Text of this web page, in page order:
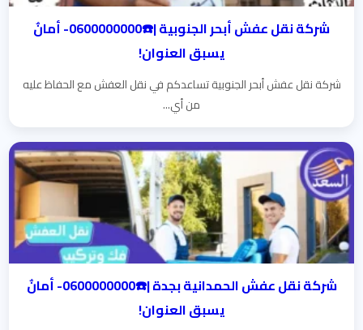
شركة نقل عفش أبحر الجنوبية |☎️0600000000- أمانٌ
يسبق العنوان!
شركة نقل عفش أبحر الجنوبية تساعدكم في نقل العفش مع الحفاظ عليه
من أي...
شركة نقل عفش الحمدانية بجدة |☎️0600000000- أمانٌ
يسبق العنوان!